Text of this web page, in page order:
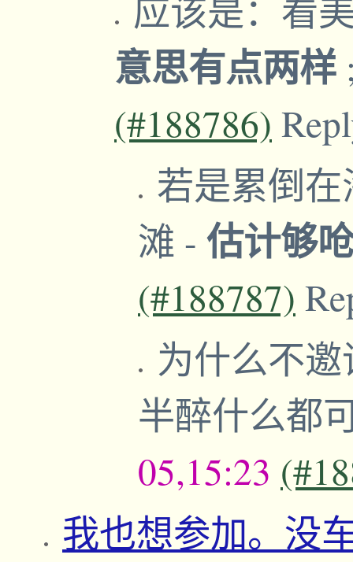
应该是：看
意思有点两样
(#188786)
若是累倒
滩 - 估计够
(#188787)
为什么不
半醉什么都
05,15:23
我也想参加。没